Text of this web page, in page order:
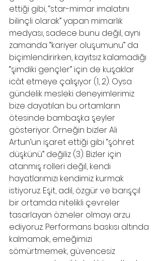
ettiği gibi, “star-mimar imalatını
bilinçli olarak” yapan mimarlık
medyası, sadece bunu değil, aynı
zamanda “kariyer oluşumunu” da
biçimlendirirken, kayıtsız kalamadığı
“şimdiki gençler” için de kuşaklar
icât etmeye çalışıyor (1, 2). Oysa
gündelik mesleki deneyimlerimiz
bize dayatılan bu ortamların
ötesinde bambaşka şeyler
gösteriyor. Örneğin bizler Ali
Artun’un işaret ettiği gibi “şöhret
düşkünü” değiliz (3). Bizler için
atanmış rolleri değil, kendi
hayatlarımızı kendimiz kurmak
istiyoruz. Eşit, adil, özgür ve barışçıl
bir ortamda nitelikli çevreler
tasarlayan özneler olmayı arzu
ediyoruz. Performans baskısı altında
kalmamak, emeğimizi
sömürtmemek, güvencesiz